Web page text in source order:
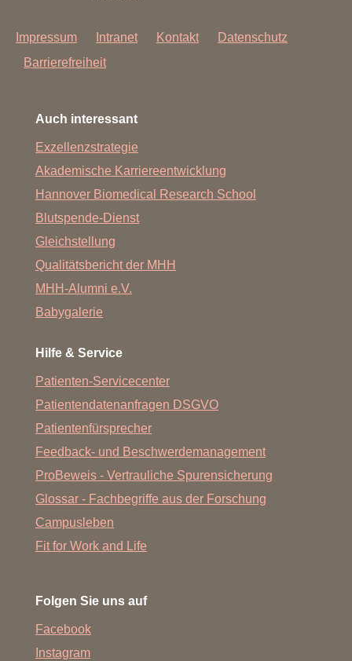
Impressum Intranet Kontakt
Datenschutz
Barrierefreiheit
Auch interessant
Exzellenzstrategie
Akademische Karriereentwicklung
Hannover Biomedical Research School
Blutspende-Dienst
Gleichstellung
Qualitätsbericht der MHH
MHH-Alumni e.V.
Babygalerie
Hilfe & Service
Patienten-Servicecenter
Patientendatenanfragen DSGVO
Patientenfürsprecher
Feedback- und Beschwerdemanagement
ProBeweis - Vertrauliche Spurensicherung
Glossar - Fachbegriffe aus der Forschung
Campusleben
Fit for Work and Life
Folgen Sie uns auf
Facebook
Instagram